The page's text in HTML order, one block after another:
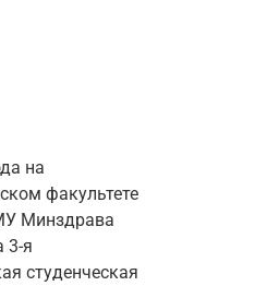
на
факультете
Минздрава
3-я
студенческая